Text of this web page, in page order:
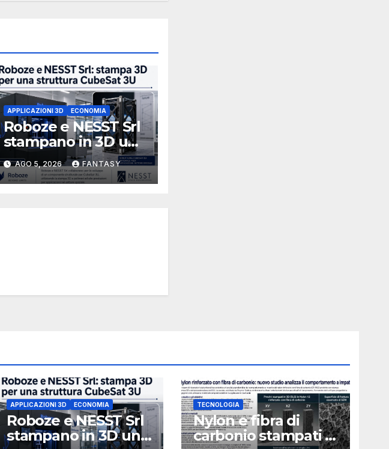
APPLICAZIONI 3D ECONOMIA
Roboze e NESST Srl
stampano in 3D una
struttura CubeSat
3U in Carbon PEEK
AGO 5, 2026 FANTASY
APPLICAZIONI 3D ECONOMIA
Roboze e NESST Srl
stampano in 3D una
TECNOLOGIA
Nylon e fibra di
carbonio stampati in